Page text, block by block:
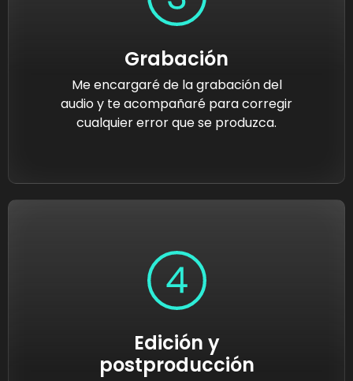
Grabación
Me encargaré de la grabación del
audio y te acompañaré para corregir
cualquier error que se produzca.
Edición y
postproducción